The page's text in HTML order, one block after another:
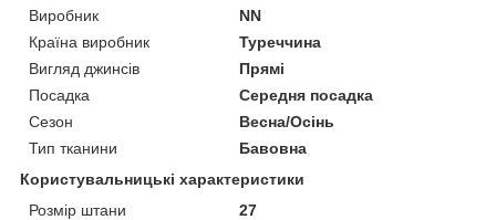
Виробник
NN
Країна виробник
Туреччина
Вигляд джинсів
Прямі
Посадка
Середня посадка
Сезон
Весна/Осінь
Тип тканини
Бавовна
Користувальницькі характеристики
Розмір штани
27